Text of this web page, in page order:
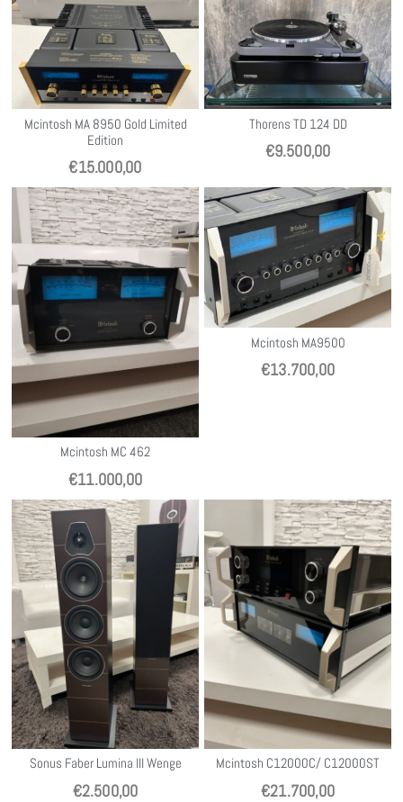
Mcintosh MA 8950 Gold Limited
Edition
€15.000,00
Thorens TD 124 DD
€9.500,00
Mcintosh MC 462
€11.000,00
Mcintosh MA9500
€13.700,00
Sonus Faber Lumina III Wenge
€2.500,00
Mcintosh C12000C/ C12000ST
€21.700,00